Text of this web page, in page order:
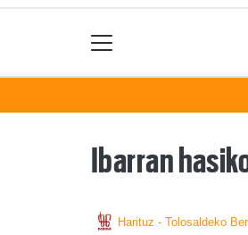
Ibarran
Harituz - Tolosaldeko